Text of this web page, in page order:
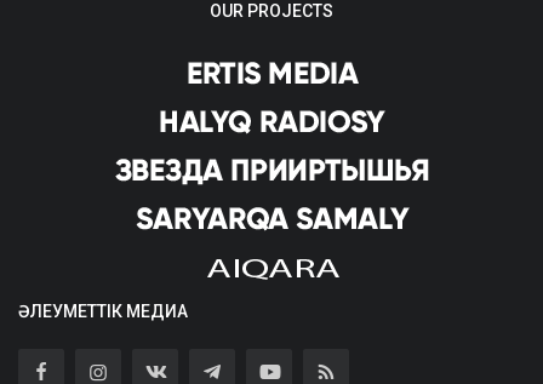
OUR PROJECTS
ӘЛЕУМЕТТІК МЕДИА